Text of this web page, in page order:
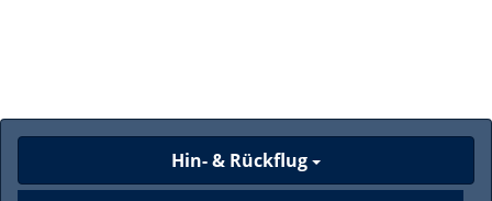
Hin- & Rückflug